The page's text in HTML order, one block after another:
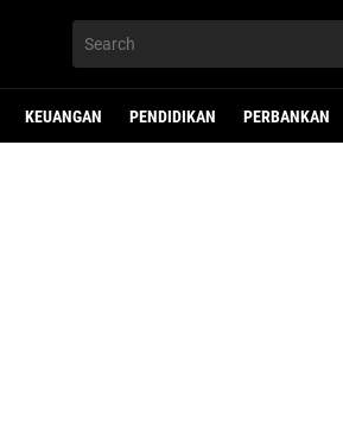
KEUANGAN PENDIDIKAN PERBANKAN